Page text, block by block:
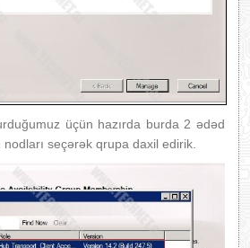
üçün hazırda burda 2 ədəd
seçərək qrupa daxil edirik.